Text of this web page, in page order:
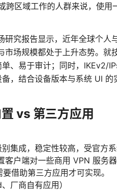
跨区域工作的人群来说，使
究报告显示，近年全球个人
市场规模都处于上升态势。
、易于审计；同时，IKEv2/
，结合设备版本与系统 UI
vs 第三方应用
集成，稳定性较高，受官方系
客户端对一些商用 VPN 服务
借助第三方应用才可实现。
厂商自有应用）